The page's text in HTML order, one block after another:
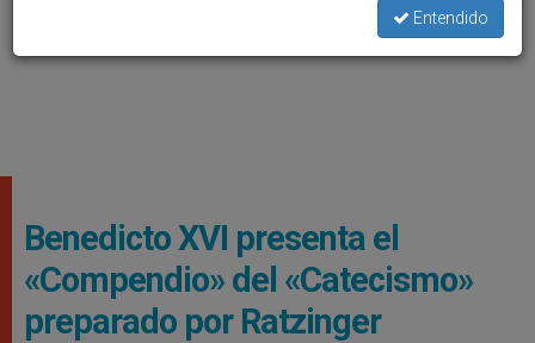
Benedicto XVI presenta el
«Compendio» del «Catecismo»
preparado por Ratzinger
Entendido